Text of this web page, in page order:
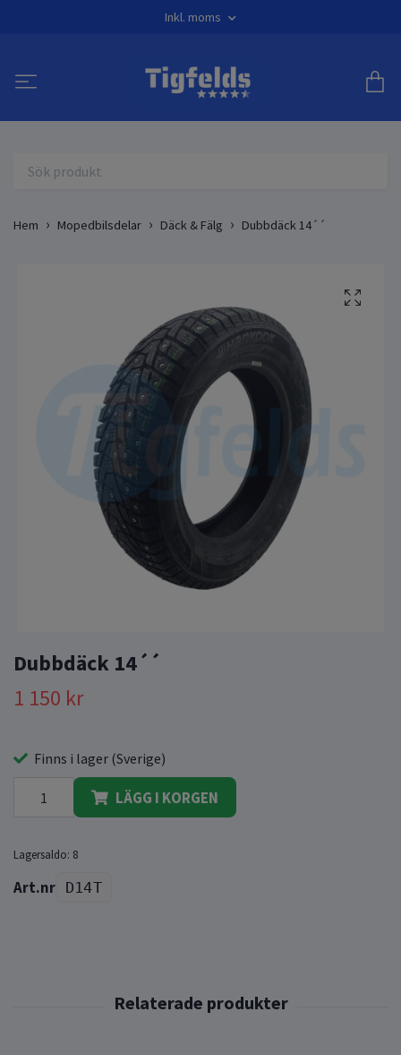
Inkl. moms
Hem Mopedbilsdelar Däck & Fälg Dubbdäck 14´´
Dubbdäck 14´´
1 150 kr
Finns i lager (Sverige)
LÄGG I KORGEN
Lagersaldo: 8
D14T